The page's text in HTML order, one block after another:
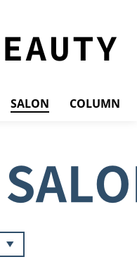
SALON COLUMN